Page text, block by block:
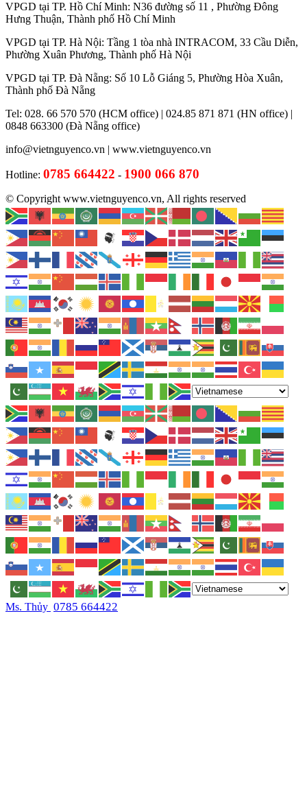
VPGD tại TP. Hồ Chí Minh: N36 đường số 11 , Phường Đông
Hưng Thuận, Thành phố Hồ Chí Minh
VPGD tại TP. Hà Nội: Tầng 1 tòa nhà INTRACOM, 33 Cầu Diễn,
Phường Xuân Phương, Thành phố Hà Nội
VPGD tại TP. Đà Nẵng: Số 10 Lỗ Giáng 5, Phường Hòa Xuân,
Thành phố Đà Nẵng
Tel: 028. 66 570 570 (HCM office) | 024.85 871 871 (HN office) |
0848 663300 (Đà Nẵng office)
info@vietnguyenco.vn | www.vietnguyenco.vn
Hotline: 0785 664422 - 1900 066 870
© Copyright www.vietnguyenco.vn, All rights reserved
Ms. Thủy 0785 664422